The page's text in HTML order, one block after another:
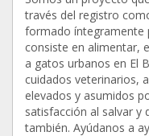
través del registro
formado íntegramente
consiste en alimentar,
a gatos urbanos en El
cuidados veterinarios,
elevados y asumidos
satisfacción al salvar y
también. Ayúdanos a